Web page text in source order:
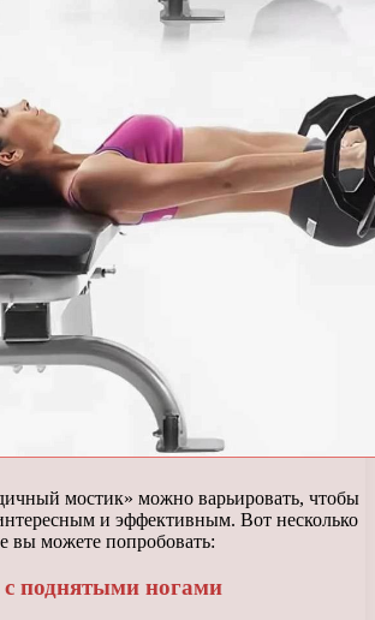
мостик» можно варьировать, чтобы
и эффективным. Вот несколько
вы можете попробовать:
поднятыми ногами